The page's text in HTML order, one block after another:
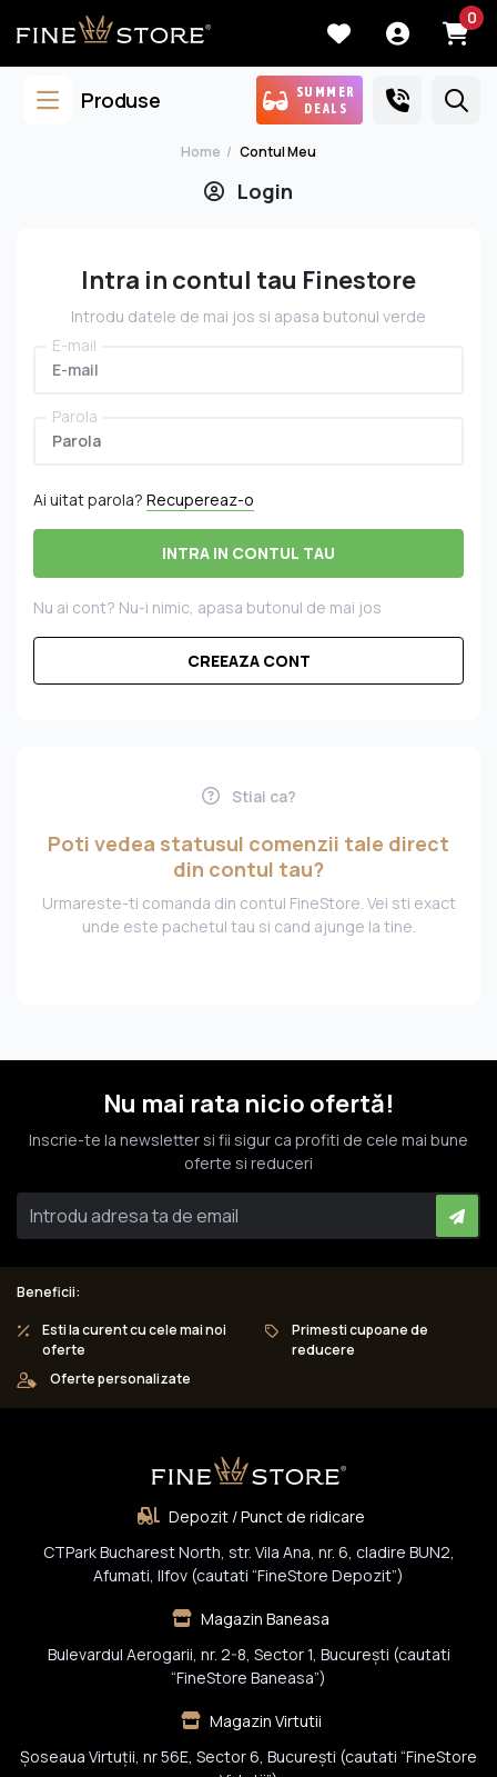
0
Produse
SUMMER
DEALS
Home Contul Meu
Login
Intra in contul tau Finestore
Introdu datele de mai jos si apasa butonul verde
E-mail
Parola
Ai uitat parola? Recupereaz-o
INTRA IN CONTUL TAU
Nu ai cont? Nu-i nimic, apasa butonul de mai jos
CREEAZA CONT
Stiai ca?
Poti vedea statusul comenzii tale direct
din contul tau?
Urmareste-ti comanda din contul FineStore. Vei sti exact
unde este pachetul tau si cand ajunge la tine.
Nu mai rata nicio ofertă!
Inscrie-te la newsletter si fii sigur ca profiti de cele mai bune
oferte si reduceri
Beneficii:
Esti la curent cu cele mai noi
oferte
Primesti cupoane de
reducere
Oferte personalizate
Depozit / Punct de ridicare
CTPark Bucharest North, str. Vila Ana, nr. 6, cladire BUN2,
Afumati, Ilfov (cautati “FineStore Depozit”)
Magazin Baneasa
Bulevardul Aerogarii, nr. 2-8, Sector 1, Bucureşti (cautati
“FineStore Baneasa”)
Magazin Virtutii
Șoseaua Virtuții, nr 56E, Sector 6, București (cautati “FineStore